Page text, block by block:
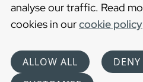
analyse our traffic. Read
cookies in ourcookie policy
ALLOW ALL Cookies
Choose